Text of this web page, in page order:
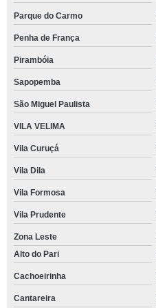
Parque do Carmo
Penha de França
Pirambóia
Sapopemba
São Miguel Paulista
VILA VELIMA
Vila Curuçá
Vila Dila
Vila Formosa
Vila Prudente
Zona Leste
Alto do Pari
Cachoeirinha
Cantareira